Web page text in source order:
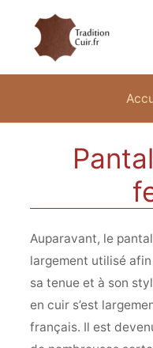
Auparavant, le
largement utilisé
sa tenue et à son
en cuir s’est
français. Il est